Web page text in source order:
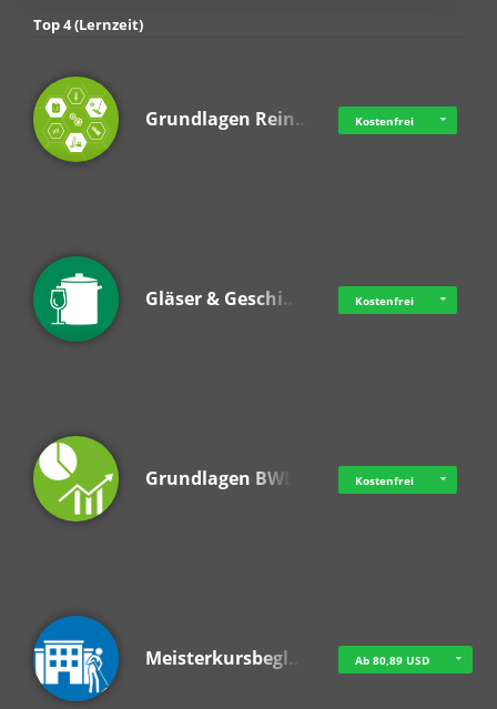
Top 4 (Lernzeit)
Grundlagen Rein… Kostenfrei
Gläser & Geschi… Kostenfrei
Grundlagen BWL Kostenfrei
Meisterkursbegl… Ab 80,89 USD